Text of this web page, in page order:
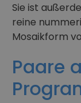
Sie ist
reine
Mosaikform
Paare